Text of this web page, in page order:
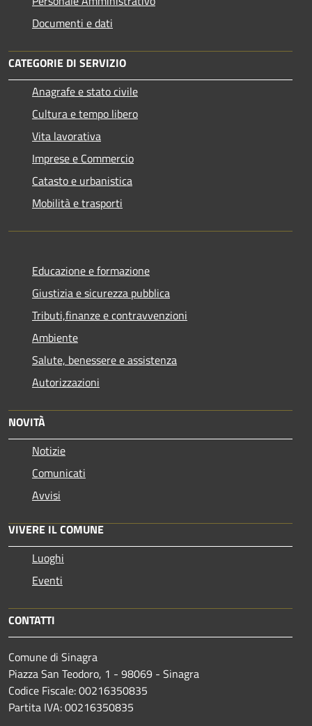
Documenti e dati
CATEGORIE DI SERVIZIO
Anagrafe e stato civile
Cultura e tempo libero
Vita lavorativa
Imprese e Commercio
Catasto e urbanistica
Mobilità e trasporti
Educazione e formazione
Giustizia e sicurezza pubblica
Tributi,finanze e contravvenzioni
Ambiente
Salute, benessere e assistenza
Autorizzazioni
NOVITÀ
Notizie
Comunicati
Avvisi
VIVERE IL COMUNE
Luoghi
Eventi
CONTATTI
Comune di Sinagra
Piazza San Teodoro, 1 - 98069 - Sinagra
Codice Fiscale: 00216350835
Partita IVA: 00216350835